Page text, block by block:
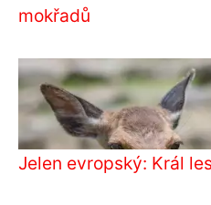
mokřadů
Jelen evropský: Král